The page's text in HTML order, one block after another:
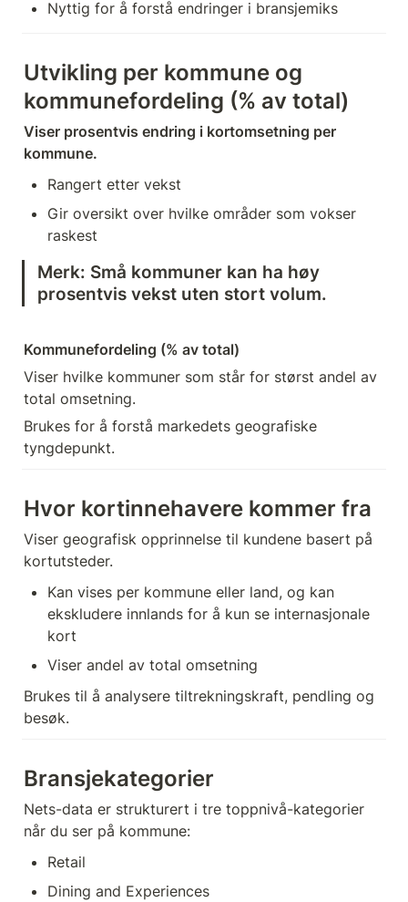
Nyttig for å forstå endringer i bransjemiks
Utvikling per kommune og
kommunefordeling (% av total)
Viser prosentvis endring i kortomsetning per
kommune.
Rangert etter vekst
Gir oversikt over hvilke områder som vokser
raskest
Merk: Små kommuner kan ha høy
prosentvis vekst uten stort volum.
Kommunefordeling (% av total)
Viser hvilke kommuner som står for størst andel av
total omsetning.
Brukes for å forstå markedets geografiske
tyngdepunkt.
Hvor kortinnehavere kommer fra
Viser geografisk opprinnelse til kundene basert på
kortutsteder.
Kan vises per kommune eller land, og kan
ekskludere innlands for å kun se internasjonale
kort
Viser andel av total omsetning
Brukes til å analysere tiltrekningskraft, pendling og
besøk.
Bransjekategorier
Nets-data er strukturert i tre toppnivå-kategorier
når du ser på kommune:
Retail
Dining and Experiences